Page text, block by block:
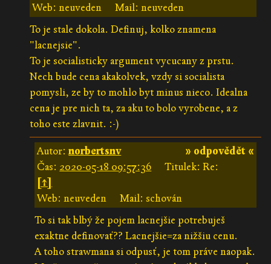
Web: neuveden
Mail: neuveden
To je stale dokola. Definuj, kolko znamena
"lacnejsie".
To je socialisticky argument vycucany z prstu.
Nech bude cena akakolvek, vzdy si socialista
pomysli, ze by to mohlo byt minus nieco. Idealna
cena je pre nich ta, za aku to bolo vyrobene, a z
toho este zlavnit. :-)
» odpovědět «
Autor:norbertsnv
Čas: 2020-05-18 09:57:36
Titulek: Re:
[↑]
Web: neuveden
Mail: schován
To si tak blbý že pojem lacnejšie potrebuješ
exaktne definovať?? Lacnejšie=za nižšiu cenu.
A toho strawmana si odpusť, je tom práve naopak.